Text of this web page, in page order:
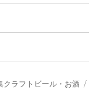
クラフトビール・お酒